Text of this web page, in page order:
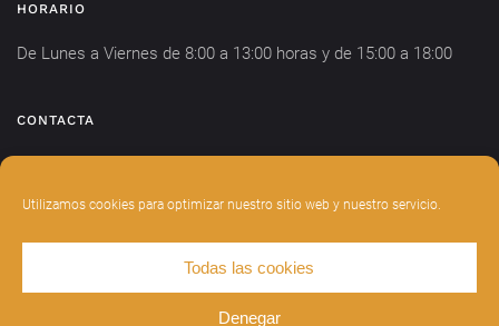
Utilizamos cookies para optimizar nuestro sitio web y nuestro servicio.
Todas las cookies
Denegar
HORARIO
De Lunes a Viernes de 8:00 a 13:00 horas y de 15:00 a 18:00
CONTACTA
POLÍTICA DE PRIVACIDAD